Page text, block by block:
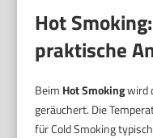
Hot
praktische
Beim Hot Smokingwird
geräuchert. Die
für Cold Smoking